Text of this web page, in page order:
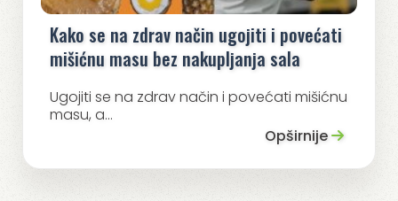
Kako se na zdrav način ugojiti i povećati
mišićnu masu bez nakupljanja sala
Ugojiti se na zdrav način i povećati mišićnu
masu, a...
Opširnije